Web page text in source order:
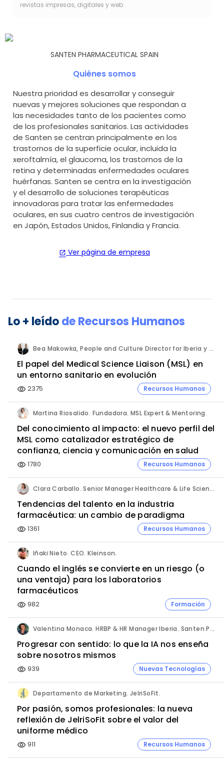
revistas impresas, digitales y web.
SANTEN PHARMACEUTICAL SPAIN
Quiénes somos
Nuestra prioridad es desarrollar y conseguir
nuevas y mejores soluciones que respondan a
las necesidades tanto de los pacientes como
de los profesionales sanitarios. Las actividades
de Santen se centran principalmente en los
trastornos de la superficie ocular, incluida la
xeroftalmía, el glaucoma, los trastornos de la
retina y determinadas enfermedades oculares
huérfanas. Santen se centra en la investigación
y el desarrollo de soluciones terapéuticas
innovadoras para tratar las enfermedades
oculares, en sus cuatro centros de investigación
en Japón, Estados Unidos, Finlandia y Francia.
open_in_new Ver página de empresa
Lo + leídodeRecursos Humanos
Bea Makowka, People and Culture Director for Iberia y Alberto Municio, Talent Seach Solutions Lead for Iberia. Inizio Engage.
El papel del Medical Science Liaison (MSL) en
un entorno sanitario en evolución
visibility 2375 Recursos Humanos
Martina Riosalido. Fundadora. MSL Expert & Mentoring.
Del conocimiento al impacto: el nuevo perfil del
MSL como catalizador estratégico de
confianza, ciencia y comunicación en salud
visibility 1780 Recursos Humanos
Clara Carballo. Senior Manager Healthcare & Life Science. Michael Page.
Tendencias del talento en la industria
farmacéutica: un cambio de paradigma
visibility 1361 Recursos Humanos
Iñaki Nieto. CEO. Kleinson.
Cuando el inglés se convierte en un riesgo (o
una ventaja) para los laboratorios
farmacéuticos
visibility 982 Formación
Valentina Monaca. HRBP & HR Manager Iberia. Santen Pharmaceutical.
Progresar con sentido: lo que la IA nos enseña
sobre nosotros mismos
visibility 939 Nuevas Tecnologías
Departamento de Marketing. JelriSoFit.
Por pasión, somos profesionales: la nueva
reflexión de JelriSoFit sobre el valor del
uniforme médico
visibility 911 Recursos Humanos